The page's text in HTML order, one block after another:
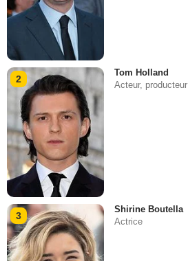
2
Tom Holland
Acteur, producteur
3
Shirine Boutella
Actrice